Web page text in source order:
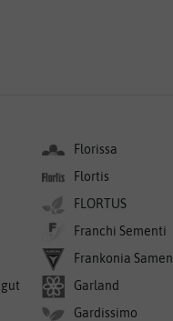
Florissa
Flortis
FLORTUS
Franchi Sementi
Frankonia Samen
Garland
Gardissimo